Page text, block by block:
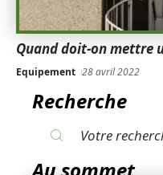
Quand doit-on mettre
Equipement 28 avril 2022
Recherche
Au sommet